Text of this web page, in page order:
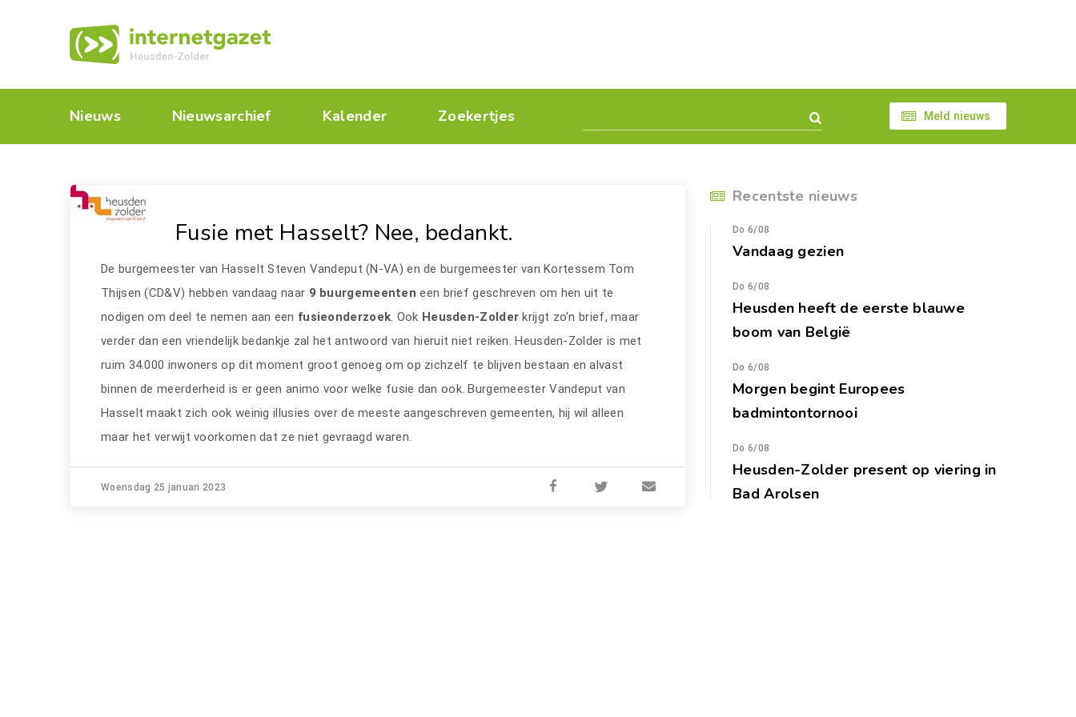
Nieuws Nieuwsarchief Kalender Zoekertjes Meld nieuws
Fusie met Hasselt? Nee, bedankt.
De burgemeester van Hasselt Steven Vandeput (N-VA) en de burgemeester van Kortessem Tom
Thijsen (CD&V) hebben vandaag naar 9 buurgemeenten een brief geschreven om hen uit te
nodigen om deel te nemen aan een fusieonderzoek. Ook Heusden-Zolder krijgt zo'n brief, maar
verder dan een vriendelijk bedankje zal het antwoord van hieruit niet reiken. Heusden-Zolder is met
ruim 34.000 inwoners op dit moment groot genoeg om op zichzelf te blijven bestaan en alvast
binnen de meerderheid is er geen animo voor welke fusie dan ook. Burgemeester Vandeput van
Hasselt maakt zich ook weinig illusies over de meeste aangeschreven gemeenten, hij wil alleen
maar het verwijt voorkomen dat ze niet gevraagd waren.
Woensdag 25 januari 2023
Recentste nieuws
Do 6/08
Vandaag gezien
Do 6/08
Heusden heeft de eerste blauwe
boom van België
Do 6/08
Morgen begint Europees
badmintontornooi
Do 6/08
Heusden-Zolder present op viering in
Bad Arolsen